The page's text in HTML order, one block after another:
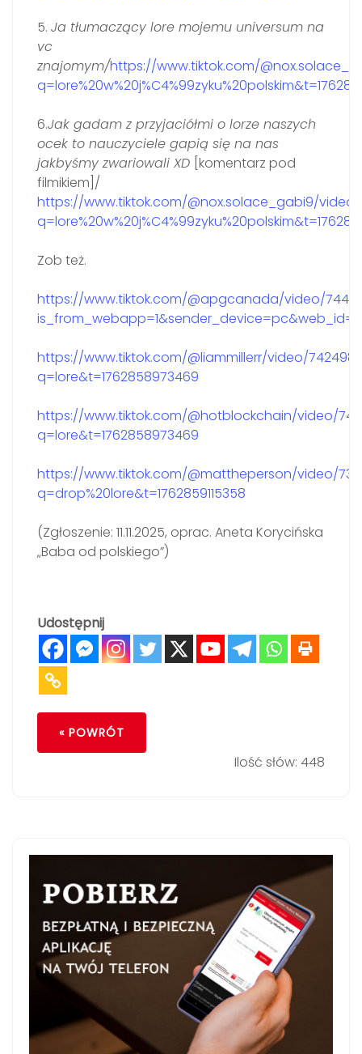
5. Ja tłumaczący lore mojemu universum na
vc
znajomym/https://www.tiktok.com/
6.Jak gadam z przyjaciółmi o lorze naszych
ocek to nauczyciele gapią się na nas
jakbyśmy zwariowali XD [komentarz pod
filmikiem]/
https://www.tiktok.com/@nox.solace_gabi9/video/
Zob też.
https://www.tiktok.com/@apgcanada/video/
https://www.tiktok.com/@liammillerr/video/
q=lore&t=1762858973469
https://www.tiktok.com/@hotblockchain/video/
q=lore&t=1762858973469
https://www.tiktok.com/@mattheperson/video/
q=drop%20lore&t=1762859115358
(Zgłoszenie: 11.11.2025, oprac. Aneta Korycińska
„Baba od polskiego”)
Udostępnij
« POWRÓT
Ilość słów: 448